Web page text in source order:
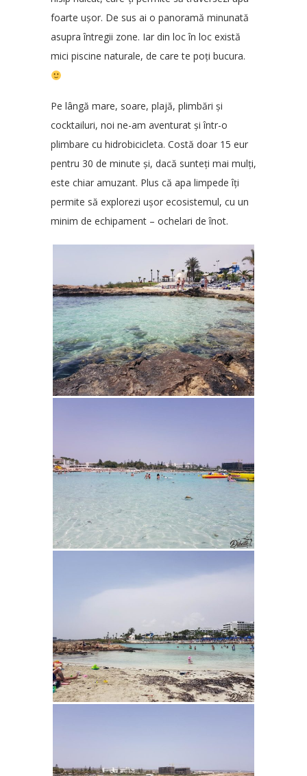
foarte ușor. De sus ai o panoramă minunată
asupra întregii zone. Iar din loc în loc există
mici piscine naturale, de care te poți bucura.
Pe lângă mare, soare, plajă, plimbări și
cocktailuri, noi ne-am aventurat și într-o
plimbare cu hidrobicicleta. Costă doar 15 eur
pentru 30 de minute și, dacă sunteți mai mulți,
este chiar amuzant. Plus că apa limpede îți
permite să explorezi ușor ecosistemul, cu un
minim de echipament – ochelari de înot.